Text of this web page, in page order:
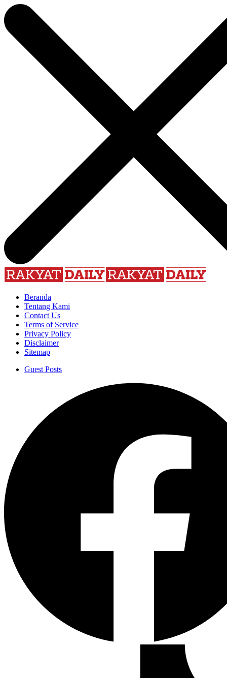
Beranda
Tentang Kami
Contact Us
Terms of Service
Privacy Policy
Disclaimer
Sitemap
Guest Posts